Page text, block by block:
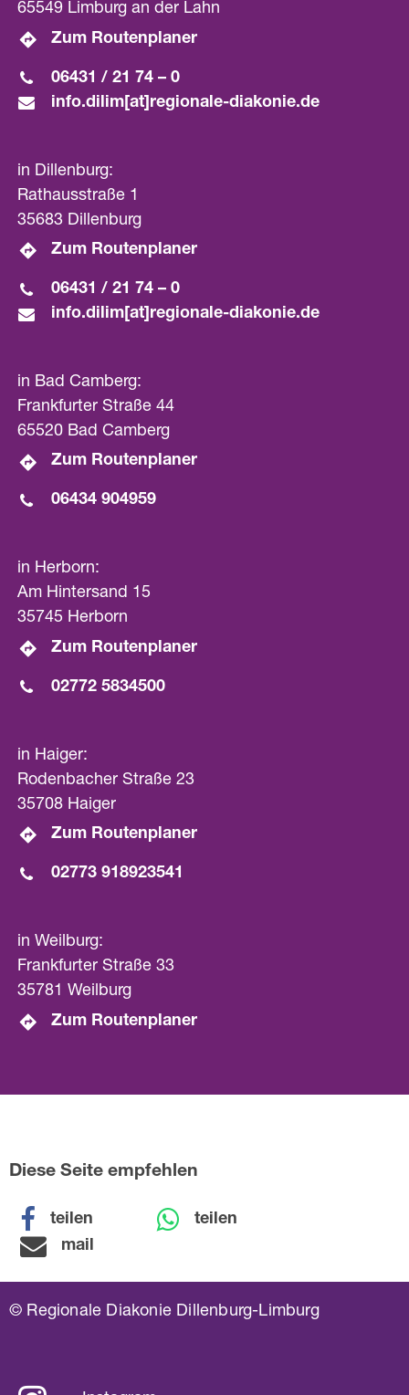
65549 Limburg an der Lahn
Zum Routenplaner
06431 / 21 74 – 0
info.dilim[at]­regionale-diakonie.de
in Dillenburg:
Rathausstraße 1
35683 Dillenburg
Zum Routenplaner
06431 / 21 74 – 0
info.dilim[at]­regionale-diakonie.de
in Bad Camberg:
Frankfurter Straße 44
65520 Bad Camberg
Zum Routenplaner
06434 904959
in Herborn:
Am Hintersand 15
35745 Herborn
Zum Routenplaner
02772 5834500
in Haiger:
Rodenbacher Straße 23
35708 Haiger
Zum Routenplaner
02773 918923541
in Weilburg:
Frankfurter Straße 33
35781 Weilburg
Zum Routenplaner
Diese Seite empfehlen
teilen
teilen
mail
© Regionale Diakonie Dillenburg-Limburg